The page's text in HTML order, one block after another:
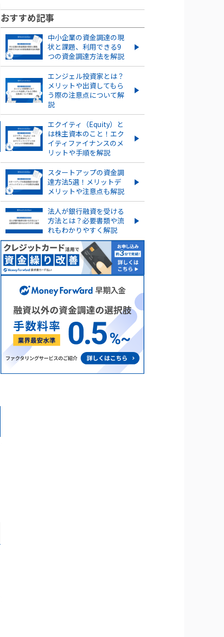
下落ケースを紹介
ストックオプションを新規に
行使する流れやタイミングを
解説！
ベンチャー企業のストックオプ
ションとは？導入するメリッ
ト・デメリット、注意点を解説
信託型ストックオプションと
は？メリット・デメリットを
紹介
ストックオプションとは？仕組
みや種類、導入する手順・手続
きを紹介
もっとみる
IPOとは？POや上場との違い
やメリット・デメリットも解
説
スタートアップがIPOするメリ
ット・デメリットとは？成功さ
せるポイントも解説
もっとみる
おすすめ記事
中小企業の資金調達の現
状と課題、利用できる9
つの資金調達方法を解説
エンジェル投資家とは？
メリットや出資してもら
う際の注意点について解
説
エクイティ（Equity）と
は株主資本のこと！エク
イティファイナンスのメ
リットや手順を解説
スタートアップの資金調
達方法5選！メリットデ
メリットや注意点も解説
法人が銀行融資を受ける
方法とは？必要書類や流
れもわかりやすく解説